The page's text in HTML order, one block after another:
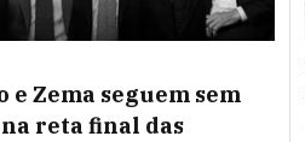
e Zema seguem sem
reta final das